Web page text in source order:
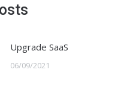
Upgrade SaaS
06/09/2021